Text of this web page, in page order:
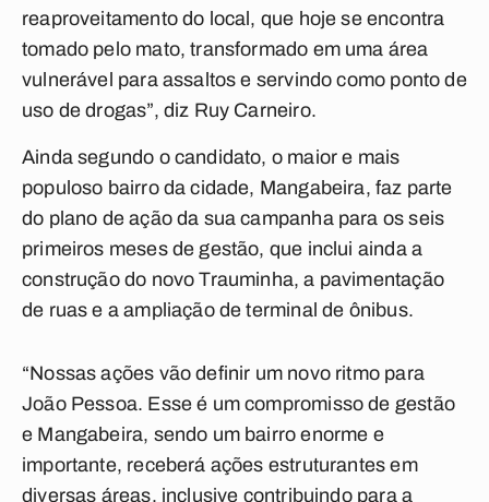
reaproveitamento do local, que hoje se encontra
tomado pelo mato, transformado em uma área
vulnerável para assaltos e servindo como ponto de
uso de drogas”, diz Ruy Carneiro.
Ainda segundo o candidato, o maior e mais
populoso bairro da cidade, Mangabeira, faz parte
do plano de ação da sua campanha para os seis
primeiros meses de gestão, que inclui ainda a
construção do novo Trauminha, a pavimentação
de ruas e a ampliação de terminal de ônibus.
“Nossas ações vão definir um novo ritmo para
João Pessoa. Esse é um compromisso de gestão
e Mangabeira, sendo um bairro enorme e
importante, receberá ações estruturantes em
diversas áreas, inclusive contribuindo para a